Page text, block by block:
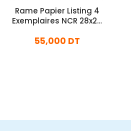
Rame Papier Listing 4
Exemplaires NCR 28x24
55,000 DT